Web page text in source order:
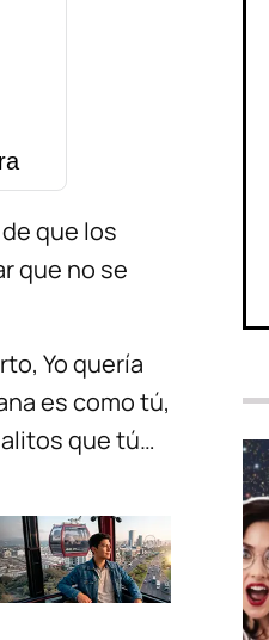
que los
que no se
Yo quería
es como tú,
que tú…